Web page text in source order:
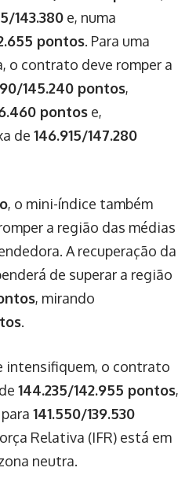
143.380 e, numa
pontos. Para uma
o contrato deve romper a
145.240 pontos,
pontos e,
de 146.915/147.280
, o mini-índice também
a região das médias
A recuperação da
de superar a região
, mirando
.
intensifiquem, o contrato
144.235/142.955 pontos,
141.550/139.530
Relativa (IFR) está em
neutra.